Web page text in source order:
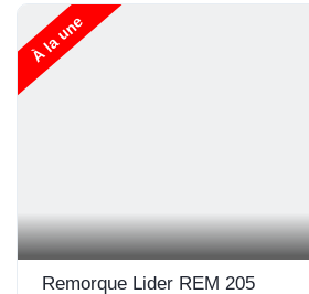
À la une
Remorque Lider REM 205